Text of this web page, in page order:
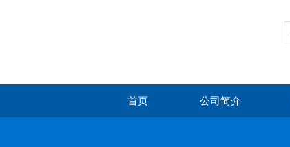
首页 公司简介